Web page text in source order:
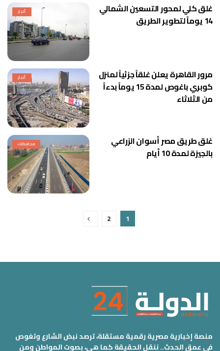
أخبار
غلق كلي لمحور التسعين الشمالي
14 يوماً لتطوير الطريق
أخبار
مرور القاهرة يعلن غلقاً جزئياً لمنزل
كوبري باغوص لمدة 15 يوماً بدءاً
من الثلاثاء
محافظات
غلق طريق مصر أسوان الزراعي
بالجيزة لمدة 10 أيام
1
2
منصة إخبارية مصرية رقمية مستقلة، ترصد نبض الشارع وتغوص
في عمق الحدث.. ننقل الحقيقة كما هي، بصوت المواطن ومن